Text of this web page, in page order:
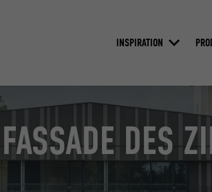
INSPIRATION
DES